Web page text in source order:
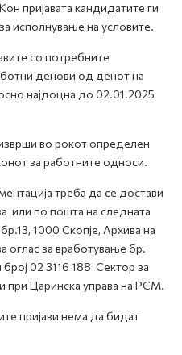
пријавата кандидатите ги
исполнување на условите.
со потребните
денови од денот на
најдоцна до 02.01.2025
во рокот определен
за работните односи.
треба да се достави
или по пошта на следната
1000 Скопје, Архива на
оглас за вработување бр.
02 3116 188 Сектор за
при Царинска управа на РСМ.
пријави нема да бидат